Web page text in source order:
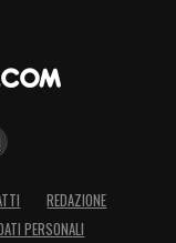
REDAZIONE
PERSONALI